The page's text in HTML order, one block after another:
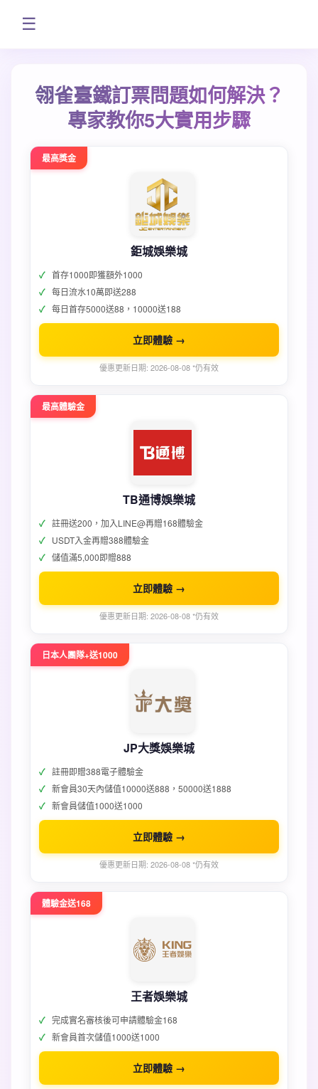
☰
翎雀臺鐵訂票問題如何解決？
專家教你5大實用步驟
最高獎金
鉅城娛樂城
首存1000即獲額外1000
每日流水10萬即送288
每日首存5000送88，10000送188
立即體驗 →
優惠更新日期: 2026-08-08 *仍有效
最高體驗金
TB通博娛樂城
註冊送200，加入LINE@再贈168體驗金
USDT入金再贈388體驗金
儲值滿5,000即贈888
立即體驗 →
優惠更新日期: 2026-08-08 *仍有效
日本人團隊+送1000
JP大獎娛樂城
註冊即贈388電子體驗金
新會員30天內儲值10000送888，50000送1888
新會員儲值1000送1000
立即體驗 →
優惠更新日期: 2026-08-08 *仍有效
體驗金送168
王者娛樂城
完成實名審核後可申請體驗金168
新會員首次儲值1000送1000
立即體驗 →